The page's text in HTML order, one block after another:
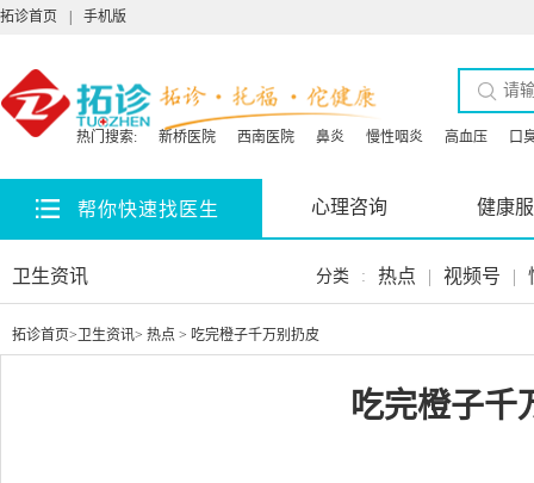
拓诊首页 手机版
热门搜索: 新桥医院 西南医院 鼻炎 慢性咽炎 高血压 口
帮你快速找医生 心理咨询 健康
卫生资讯 分类 : 热点 | 视频号 |
拓诊首页> 卫生资讯> 热点 > 吃完橙子千万别扔皮
吃完橙子千